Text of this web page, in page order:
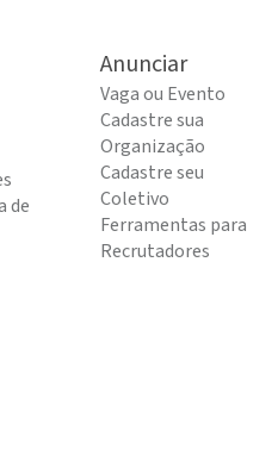
de
Anunciar
Vaga ou Evento
Cadastre sua
Organização
Cadastre seu
Coletivo
Ferramentas para
Recrutadores